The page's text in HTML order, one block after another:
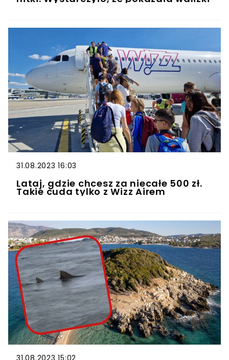
31.08.2023 16:03
Lataj, gdzie chcesz za niecałe 500 zł.
Takie cuda tylko z Wizz Airem